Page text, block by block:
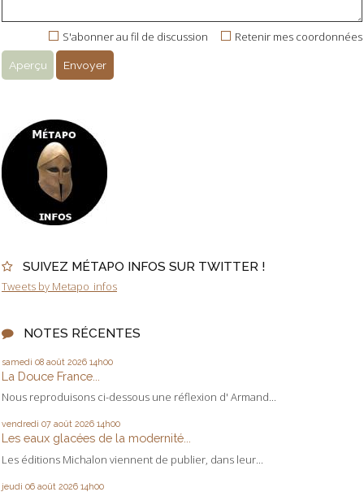
SUIVEZ MÉTAPO INFOS SUR TWITTER !
Tweets by Metapo_infos
NOTES RÉCENTES
samedi 08 août 2026 14h00
La Douce France...
Nous reproduisons ci-dessous une réflexion d' Armand...
vendredi 07 août 2026 14h00
Les eaux glacées de la modernité...
Les éditions Michalon viennent de publier, dans leur...
jeudi 06 août 2026 14h00
Retenir mes coordonnées
S'abonner au fil de discussion